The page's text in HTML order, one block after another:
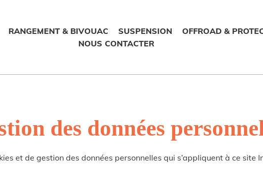
RANGEMENT & BIVOUAC SUSPENSION OFFROAD &
NOUS CONTACTER
des données
et de gestion des données personnelles qui s’appliquent à ce site